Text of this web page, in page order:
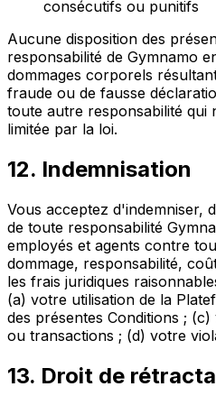
consécutifs ou punitifs
Aucune disposition des
responsabilité de Gymnamo
dommages corporels
fraude ou de fausse
toute autre responsabilité qui
limitée par la loi.
12. Indemnisation
Vous acceptez d'indemniser,
de toute responsabilité
employés et agents contre
dommage, responsabilité,
les frais juridiques
(a) votre utilisation de la
des présentes Conditions ;
ou transactions ; (d) votre
13. Droit de